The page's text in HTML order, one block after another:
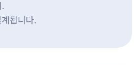
.
됩니다.